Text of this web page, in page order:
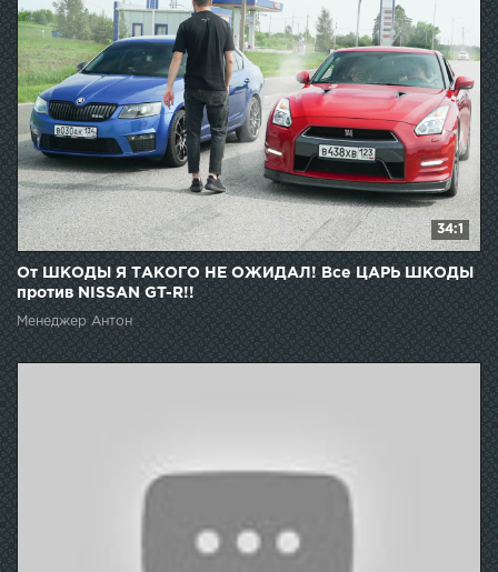
34:1
От ШКОДЫ Я ТАКОГО НЕ ОЖИДАЛ! Все ЦАРЬ ШКОДЫ
против NISSAN GT-R!!
Менеджер Антон